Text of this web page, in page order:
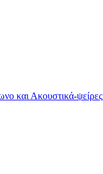
και Ακουστικά-ψείρες